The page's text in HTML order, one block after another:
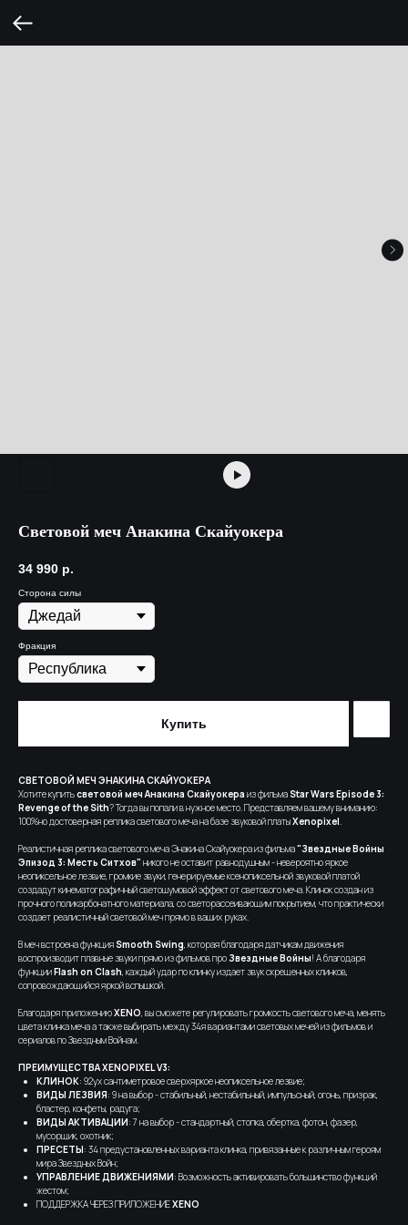
Световой меч Анакина Скайуокера
34 990 р.
Сторона силы
Фракция
Купить
СВЕТОВОЙ МЕЧ ЭНАКИНА СКАЙУОКЕРА
Хотите купитьсветовой меч Анакина Скайуокера из фильмаStar Wars Episode 3:
Revenge of the Sith? Тогда вы попали в нужное место. Представляем вашему вниманию:
100%но достоверная реплика светового меча на базе звуковой платыXenopixel.
Реалистичная реплика светового меча Энакина Скайуокера из фильма"Звездные Войны
Эпизод 3: Месть Ситхов" никого не оставит равнодушным - невероятно яркое
неопиксельное лезвие, громкие звуки, генерируемые ксенопиксельной звуковой платой
создадут кинематографичный светошумовой эффект от светового меча. Клинок создан из
прочного поликарбонатного материала, со светорассеивающим покрытием, что практически
создает реалистичный световой меч прямо в ваших руках.
В меч встроена функцияSmooth Swing, которая благодаря датчикам движения
воспроизводит плавные звуки прямо из фильмов проЗвездные Войны! А благодаря
функцииFlash on Clash, каждый удар по клинку издает звук скрещенных клинков,
сопровождающийся яркой вспышкой.
Благодаря приложениюXENO, вы сможете регулировать громкость светового меча, менять
цвета клинка меча а также выбирать между 34я вариантами световых мечей из фильмов и
сериалов по Звездным Войнам.
ПРЕИМУЩЕСТВА XENOPIXEL V3:
КЛИНОК: 92ух сантиметровое сверхяркое неопиксельное лезвие;
ВИДЫ ЛЕЗВИЯ: 9 на выбор - стабильный, нестабильный, импульсный, огонь, призрак,
бластер, конфеты, радуга;
ВИДЫ АКТИВАЦИИ: 7 на выбор - стандартный, стопка, обертка, фотон, фазер,
мусорщик, охотник;
ПРЕСЕТЫ: 34 предустановленных варианта клинка, привязанные к различным героям
мира Звездных Войн;
УПРАВЛЕНИЕ ДВИЖЕНИЯМИ: Возможность активировать большинство функций
жестом;
ПОДДЕРЖКА ЧЕРЕЗ ПРИЛОЖЕНИЕXENO